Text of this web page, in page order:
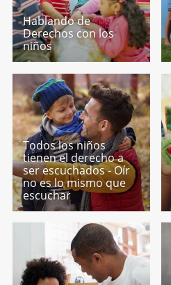
Hablando de
Derechos con los
niños
Todos los niños
tienen el derecho a
ser escuchados - Oír
no es lo mismo que
escuchar